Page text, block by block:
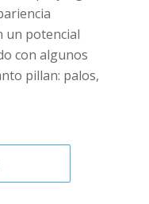
un potencial
con algunos
pillan: palos,